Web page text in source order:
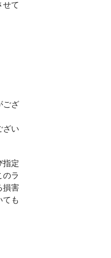
せて
ござ
ざい
指定
のラ
損害
ても